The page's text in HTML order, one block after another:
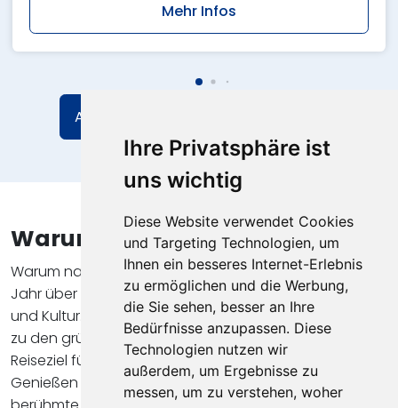
Ihre Privatsphäre ist
uns wichtig
Diese Website verwendet Cookies
und Targeting Technologien, um
Ihnen ein besseres Internet-Erlebnis
zu ermöglichen und die Werbung,
die Sie sehen, besser an Ihre
Bedürfnisse anzupassen. Diese
Technologien nutzen wir
außerdem, um Ergebnisse zu
messen, um zu verstehen, woher
Mehr Infos
Alle Angebote in Bayern anschauen
Warum nach Bayern?
Warum nach Bayern reisen? Bayern bietet das ganze
Jahr über die perfekte Mischung aus Erholung, Erlebnis
und Kultur. Von den bezaubernden Alpen im Süden bis
zu den grünen Hügeln im Norden ist Bayern ein ideales
Reiseziel für Naturliebhaber und Sportbegeisterte.
Genießen Sie die köstliche bayerische Küche und das